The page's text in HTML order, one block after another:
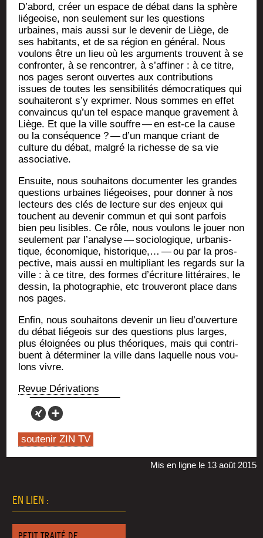
EN LIEN :
PETIT TRAITÉ DE
D’abord, créer un espace de débat dans la sphère
lié­geoise, non seule­ment sur les ques­tions
urbaines, mais aus­si sur le deve­nir de Liège, de
ses habi­tants, et de sa région en géné­ral. Nous
vou­lons être un lieu où les argu­ments trouvent à se
confron­ter, à se ren­con­trer, à s’affiner : à ce titre,
nos pages seront ouvertes aux contri­bu­tions
issues de toutes les sen­si­bi­li­tés démo­cra­tiques qui
sou­hai­te­ront s’y expri­mer. Nous sommes en effet
convain­cus qu’un tel espace manque gra­ve­ment à
Liège. Et que la ville souffre — en est-ce la cause
ou la consé­quence ? — d’un manque criant de
culture du débat, mal­gré la richesse de sa vie
associative.
Ensuite, nous sou­hai­tons docu­men­ter les grandes
ques­tions urbaines lié­geoises, pour don­ner à nos
lec­teurs des clés de lec­ture sur des enjeux qui
touchent au deve­nir com­mun et qui sont par­fois
bien peu lisibles. Ce rôle, nous vou­lons le jouer non
seule­ment par l’analyse — socio­lo­gique, urba­nis­
tique, éco­no­mique, his­to­rique,… — ou par la pros­
pec­tive, mais aus­si en mul­ti­pliant les regards sur la
ville : à ce titre, des formes d’écriture lit­té­raires, le
des­sin, la pho­to­gra­phie, etc trou­ve­ront place dans
nos pages.
Enfin, nous sou­hai­tons deve­nir un lieu d’ouverture
du débat lié­geois sur des ques­tions plus larges,
plus éloi­gnées ou plus théo­riques, mais qui contri­
buent à déter­mi­ner la ville dans laquelle nous vou­
lons vivre.
Revue Déri­va­tions
soutenir ZIN TV
Mis en ligne le 13 août 2015